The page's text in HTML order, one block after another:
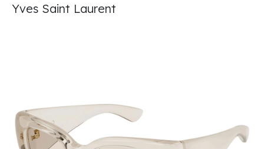
Yves Saint Laurent